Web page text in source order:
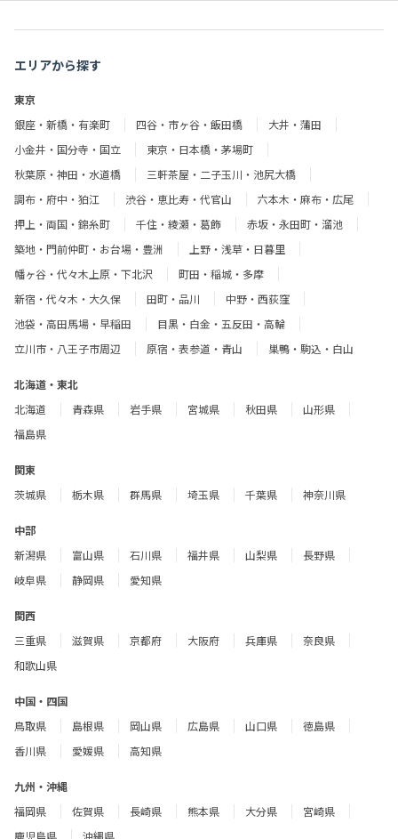
エリアから探す
東京
銀座・新橋・有楽町
四谷・市ヶ谷・飯田橋
大井・蒲田
小金井・国分寺・国立
東京・日本橋・茅場町
秋葉原・神田・水道橋
三軒茶屋・二子玉川・池尻大橋
調布・府中・狛江
渋谷・恵比寿・代官山
六本木・麻布・広尾
押上・両国・錦糸町
千住・綾瀬・葛飾
赤坂・永田町・溜池
築地・門前仲町・お台場・豊洲
上野・浅草・日暮里
幡ヶ谷・代々木上原・下北沢
町田・稲城・多摩
新宿・代々木・大久保
田町・品川
中野・西荻窪
池袋・高田馬場・早稲田
目黒・白金・五反田・高輪
立川市・八王子市周辺
原宿・表参道・青山 巣鴨・駒込・白山
北海道・東北
北海道
青森県 岩手県 宮城県 秋田県
山形県
福島県
関東
茨城県
栃木県 群馬県 埼玉県 千葉県 神奈川県
中部
新潟県
富山県 石川県 福井県 山梨県
長野県
岐阜県
静岡県 愛知県
関西
三重県
滋賀県 京都府 大阪府 兵庫県
奈良県
和歌山県
中国・四国
鳥取県
島根県 岡山県 広島県 山口県
徳島県
香川県
愛媛県 高知県
九州・沖縄
福岡県
佐賀県 長崎県 熊本県 大分県
宮崎県
鹿児島県
沖縄県